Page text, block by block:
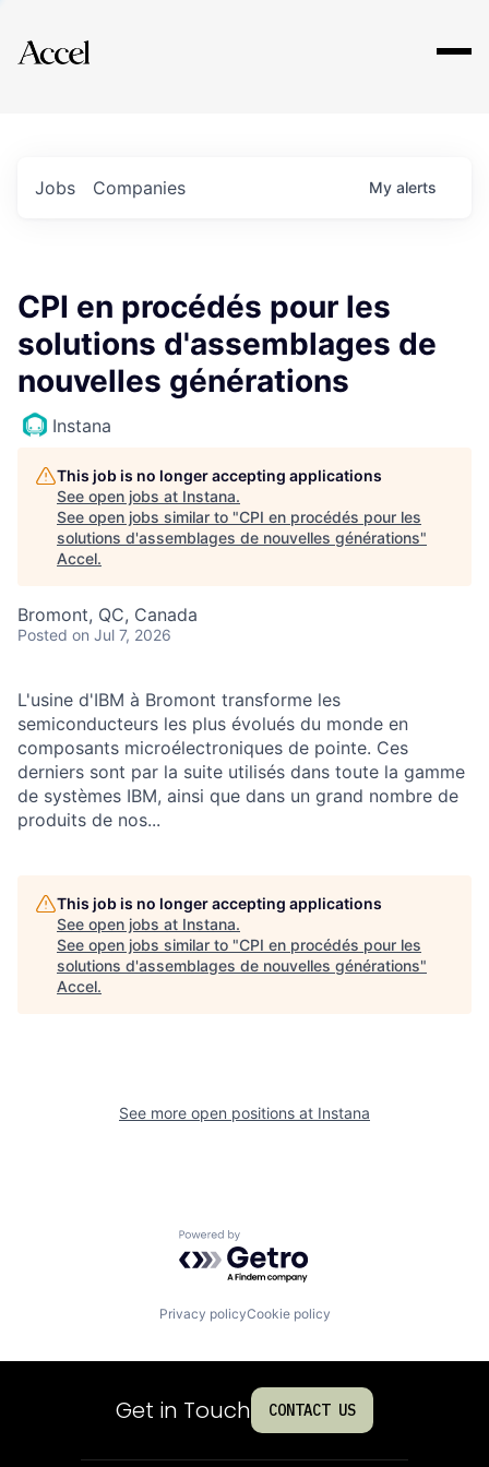
Explore
Jobs Companies My alerts
CPI en procédés pour les
solutions d'assemblages de
nouvelles générations
Instana
This job is no longer accepting applications
See open jobs at Instana.
See open jobs similar to "CPI en procédés pour les
solutions d'assemblages de nouvelles générations"
Accel.
Bromont, QC, Canada
Posted on Jul 7, 2026
L'usine d'IBM à Bromont transforme les
semiconducteurs les plus évolués du monde en
composants microélectroniques de pointe. Ces
derniers sont par la suite utilisés dans toute la gamme
de systèmes IBM, ainsi que dans un grand nombre de
produits de nos...
This job is no longer accepting applications
See open jobs at Instana.
See open jobs similar to "CPI en procédés pour les
solutions d'assemblages de nouvelles générations"
Accel.
See more open positions at Instana
Powered by Getro.com
Privacy policyCookie policy
Get in Touch CONTACT US